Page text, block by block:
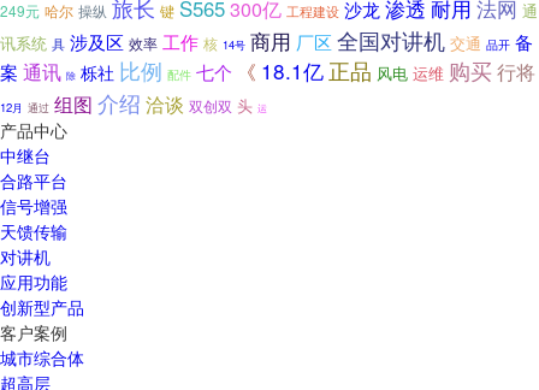
249元 哈尔 操纵 旅长 键 S565300亿 工程建设 沙龙 渗透 耐用 法网 通
讯系统 具 涉及区 效率 工作 核 14号 商用 厂区 全国对讲机 交通 品开 备
案 通讯 除 栎社 比例 配件 七个 《 18.1亿 正品 风电 运维 购买行将
12月 通过 组图 介绍 洽谈 双创双 头 运
产品中心
中继台
合路平台
信号增强
天馈传输
对讲机
应用功能
创新型产品
客户案例
城市综合体
超高层